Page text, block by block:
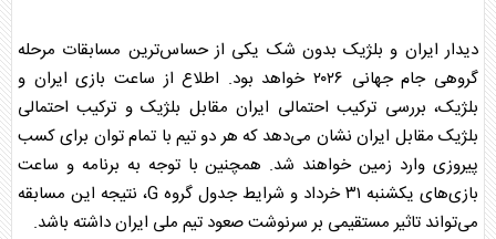
دیدار ایران و بلژیک بدون شک یکی از حساس‌ترین مسابقات مرحله
گروهی جام جهانی ۲۰۲۶ خواهد بود. اطلاع از
ساعت بازی ایران و
بلژیک، بررسی ترکیب احتمالی ایران مقابل بلژیکو ترکیب احتمالی
بلژیک مقابل ایراننشان می‌دهد که هر دو تیم با تمام توان برای کسب
پیروزی وارد زمین خواهند شد. همچنین با توجه به برنامه و ساعت
بازی‌های یکشنبه ۳۱ خرداد
و شرایط جدول گروه G، نتیجه این مسابقه
می‌تواند تاثیر مستقیمی بر سرنوشت صعود تیم ملی ایرانداشته باشد.